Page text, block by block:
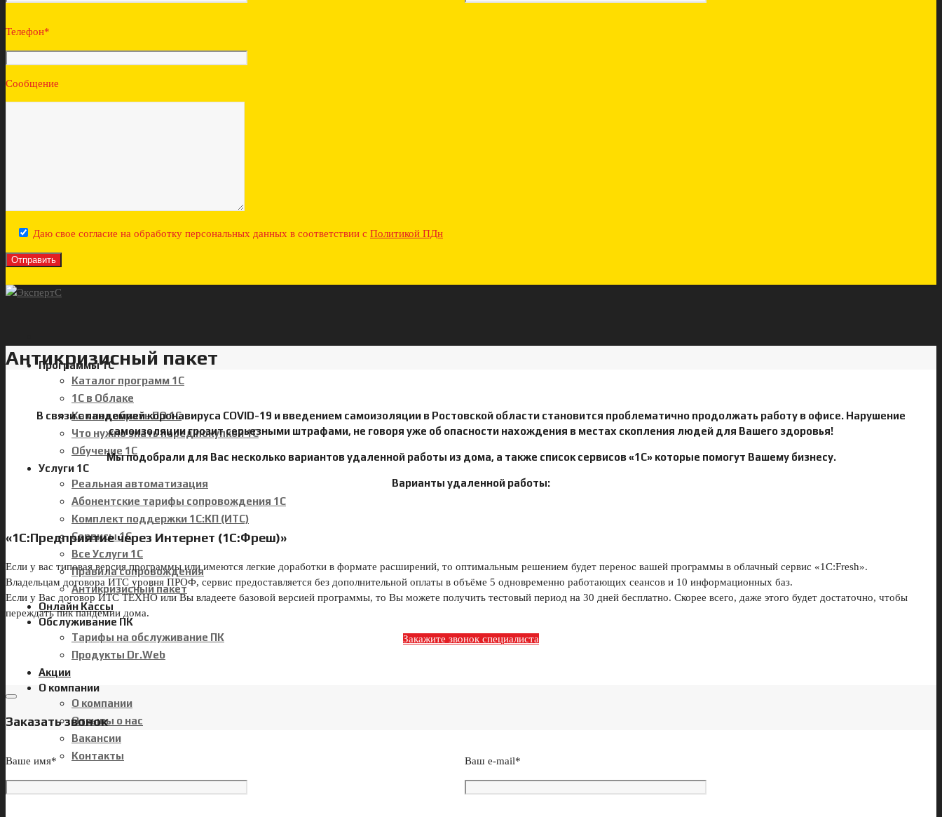
Телефон*
Сообщение
Даю свое согласие на обработку персональных данных в соответствии с Политикой ПДн
Программы 1С
Каталог программ 1С
1С в Облаке
Как подобрать ПО 1С
Что нужно знать перед покупкой 1С
Обучение 1С
Услуги 1С
Реальная автоматизация
Абонентские тарифы сопровождения 1С
Комплект поддержки 1С:КП (ИТС)
Сервисы 1С
Все Услуги 1С
Правила сопровождения
Антикризисный пакет
Онлайн Кассы
Обслуживание ПК
Тарифы на обслуживание ПК
Продукты Dr.Web
Акции
О компании
О компании
Отзывы о нас
Вакансии
Контакты
Антикризисный пакет
В связи с пандемией коронавируса COVID-19 и введением самоизоляции в Ростовской области становится проблематично продолжать работу в офисе. Нарушение
самоизоляции грозит серьезными штрафами, не говоря уже об опасности нахождения в местах скопления людей для Вашего здоровья!
Мы подобрали для Вас несколько вариантов удаленной работы из дома, а также список сервисов «1С» которые помогут Вашему бизнесу.
Варианты удаленной работы:
«1С:Предприятие через Интернет (1С:Фреш)»
Если у вас типовая версия программы или имеются легкие доработки в формате расширений, то оптимальным решением будет перенос вашей программы в облачный сервис «1С:Fresh».
Владельцам договора ИТС уровня ПРОФ, сервис предоставляется без дополнительной оплаты в объёме 5 одновременно работающих сеансов и 10 информационных баз.
Если у Вас договор ИТС ТЕХНО или Вы владеете базовой версией программы, то Вы можете получить тестовый период на 30 дней бесплатно. Скорее всего, даже этого будет достаточно, чтобы
переждать пик пандемии дома.
Закажите звонок специалиста
Заказать звонок
Ваше имя* Ваш e-mail*